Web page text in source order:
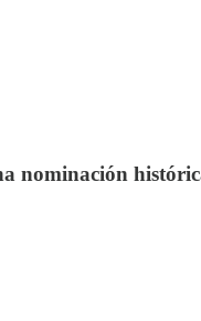
nominación